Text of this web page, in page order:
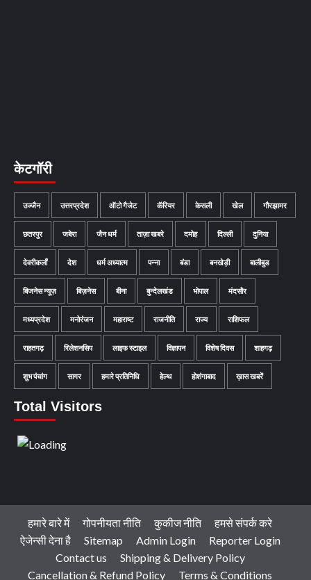
केटगॉरी
उज्जैन उत्तरप्रदेश ऑटो गैजेट कॅरियर केसली खेल गौरझामर
छतरपुर जबेरा जैन धर्म ताज़ा खबरे दमोह दिल्ली दुनिया
देवरीकलाँ देश धर्म अध्यात्म पन्ना बंडा बनखेड़ी बालीबुड
बिजनेस न्यूज़ बिज़नेस बीना बुन्देलखंड भोपाल मंदसौर
मध्यप्रदेश मनोरंजन महाराष्ट राजनीति राज्य राशिफल
राहतगढ़ रिलेशनसिप लाइफ स्टाइल विज्ञापन विशेष दिवस शाहगढ़
शुभ पंचांग सागर हमारे प्रतिनिधि हेल्थ होशंगाबाद ख़ास खबरें
Total Visitors
हमारे बारे में गोपनीयता नीति कुकीज नीति
हमसे संपर्क करे
ऐजेन्सी देना है
Sitemap Admin Login
Reporter Login
Contact us
Shipping & Delivery Policy
Cancellation & Refund Policy
Terms & Conditions